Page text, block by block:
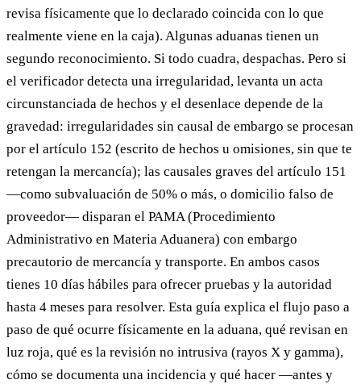
revisa físicamente que lo declarado coincida con lo que
realmente viene en la caja). Algunas aduanas tienen un
segundo reconocimiento. Si todo cuadra, despachas. Pero si
el verificador detecta una irregularidad, levanta un acta
circunstanciada de hechos y el desenlace depende de la
gravedad: irregularidades sin causal de embargo se procesan
por el artículo 152 (escrito de hechos u omisiones, sin que te
retengan la mercancía); las causales graves del artículo 151
—como subvaluación de 50% o más, o domicilio falso de
proveedor— disparan el PAMA (Procedimiento
Administrativo en Materia Aduanera) con embargo
precautorio de mercancía y transporte. En ambos casos
tienes 10 días hábiles para ofrecer pruebas y la autoridad
hasta 4 meses para resolver. Esta guía explica el flujo paso a
paso de qué ocurre físicamente en la aduana, qué revisan en
luz roja, qué es la revisión no intrusiva (rayos X y gamma),
cómo se documenta una incidencia y qué hacer —antes y